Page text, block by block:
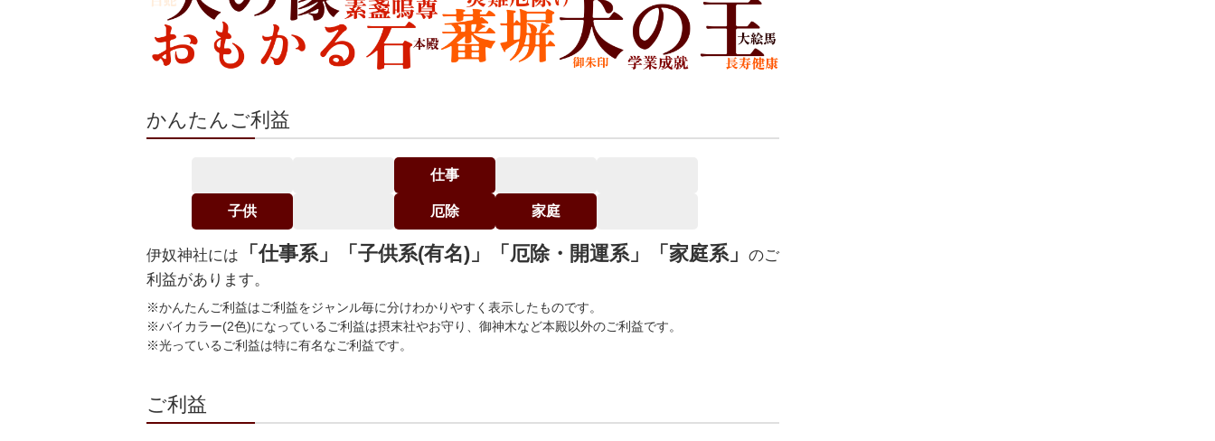
かんたんご利益
仕事
子供 厄除 家庭
伊奴神社には 「仕事系」「子供系(有名)」「厄除・開運系」「家庭系」
のご
利益があります。
※かんたんご利益はご利益をジャンル毎に分けわかりやすく表示したものです。
※バイカラー(2色)になっているご利益は摂末社やお守り、御神木など本殿以外のご利益です。
※光っているご利益は特に有名なご利益です。
ご利益